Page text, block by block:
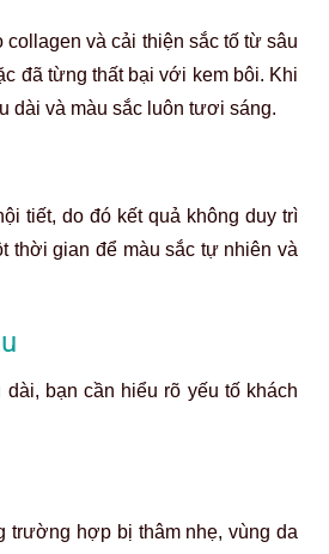
và cải thiện sắc tố từ sâu
đã từng thất bại với kem bôi. Khi
dài và màu sắc luôn tươi sáng.
tiết, do đó kết quả không duy trì
thời gian để màu sắc tự nhiên và
bạn cần hiểu rõ yếu tố khách
trường hợp bị thâm nhẹ, vùng da